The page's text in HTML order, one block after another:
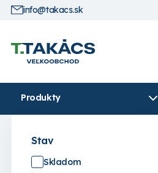
info@takacs.sk
Produkty
Stav
Skladom